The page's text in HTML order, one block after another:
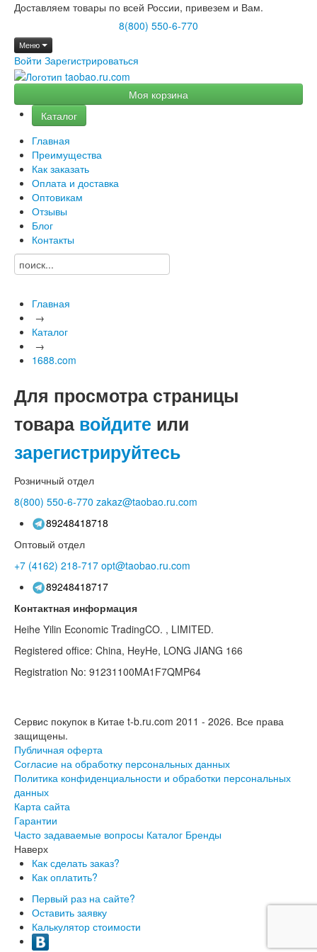
Доставляем товары по всей России, привезем и Вам.
8(800) 550-6-770
Меню
Войти Зарегистрироваться
Моя корзина
Каталог
Главная
Преимущества
Как заказать
Оплата и доставка
Оптовикам
Отзывы
Блог
Контакты
Главная
→
Каталог
→
1688.com
Для просмотра страницы
товара войдите или
зарегистрируйтесь
Розничный отдел
8(800) 550-6-770 zakaz@taobao.ru.com
89248418718
Оптовый отдел
+7 (4162) 218-717 opt@taobao.ru.com
89248418717
Контактная информация
Heihe Yilin Economic TradingCO. , LIMITED.
Registered office: China, HeyHe, LONG JIANG 166
Registration No: 91231100MA1F7QMP64
Сервис покупок в Китае t-b.ru.com 2011 - 2026. Все права
защищены.
Публичная оферта
Согласие на обработку персональных данных
Политика конфиденциальности и обработки персональных
данных
Карта сайта
Гарантии
Часто задаваемые вопросы Каталог Бренды
Наверх
Как сделать заказ?
Как оплатить?
Первый раз на сайте?
Оставить заявку
Калькулятор стоимости